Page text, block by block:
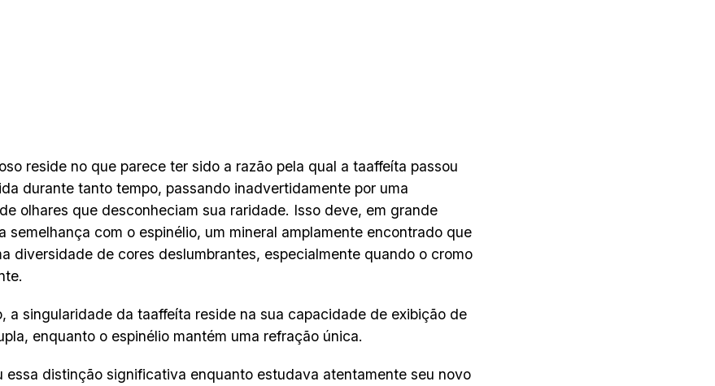
reside no que parece ter sido a razão pela qual a taaffeíta passou
durante tanto tempo, passando inadvertidamente por uma
olhares que desconheciam sua raridade. Isso deve, em grande
semelhança com o espinélio, um mineral amplamente encontrado que
diversidade de cores deslumbrantes, especialmente quando o cromo
a singularidade da taaffeíta reside na sua capacidade de exibição de
enquanto o espinélio mantém uma refração única.
essa distinção significativa enquanto estudava atentamente seu novo